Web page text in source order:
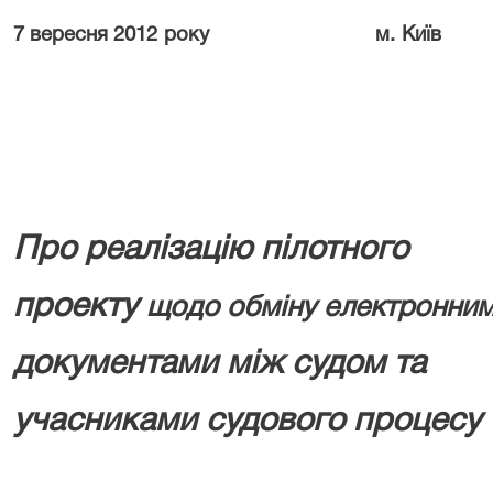
7 вересня 2012 року м. Київ
Про реалізацію пілотного
проектущодо обміну
документами між судом та
учасниками судового процесу